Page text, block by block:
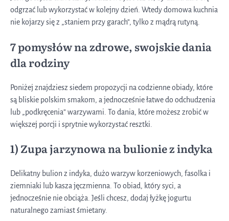
odgrzać lub wykorzystać w kolejny dzień. Wtedy domowa kuchnia
nie kojarzy się z „staniem przy garach”, tylko z mądrą rutyną.
7 pomysłów na zdrowe, swojskie dania
dla rodziny
Poniżej znajdziesz siedem propozycji na codzienne obiady, które
są bliskie polskim smakom, a jednocześnie łatwe do odchudzenia
lub „podkręcenia” warzywami. To dania, które możesz zrobić w
większej porcji i sprytnie wykorzystać resztki.
1) Zupa jarzynowa na bulionie z indyka
Delikatny bulion z indyka, dużo warzyw korzeniowych, fasolka i
ziemniaki lub kasza jęczmienna. To obiad, który syci, a
jednocześnie nie obciąża. Jeśli chcesz, dodaj łyżkę jogurtu
naturalnego zamiast śmietany.